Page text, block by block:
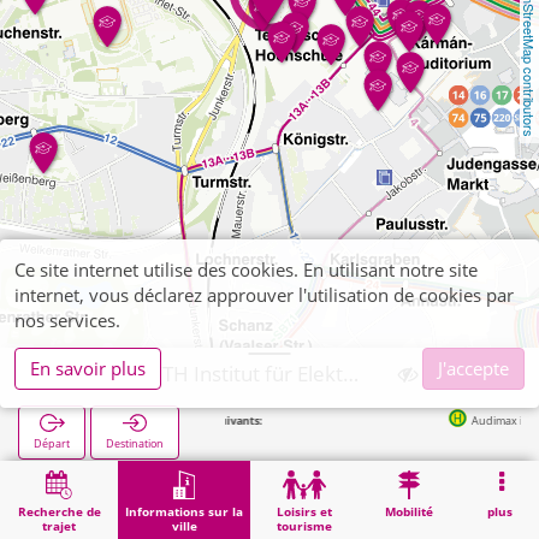
OpenStreetMap contributors
Recherche de
trajet
Informations sur la
ville
Loisirs et
tourisme
Mobilité plus
Départ Destination
Arrêts suivants: Audimax in 125m
Démarrage Informations sur la ville
Établissements universitaires et écoles supérieures
Aachen, RWTH Institut für Elektrische Anlagen
Ce site internet utilise des cookies. En utilisant notre site
internet, vous déclarez approuver l'utilisation de cookies par
nos services.
En savoir plus
J'accepte